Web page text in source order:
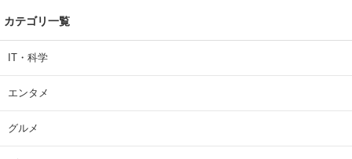
カテゴリ一覧
IT・科学
エンタメ
グルメ